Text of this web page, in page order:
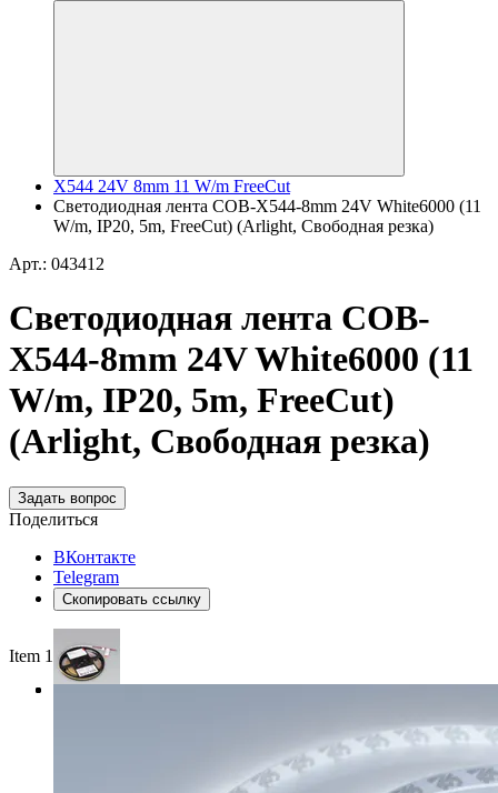
X544 24V 8mm 11 W/m FreeCut
Светодиодная лента COB-X544-8mm 24V White6000 (11
W/m, IP20, 5m, FreeCut) (Arlight, Свободная резка)
Арт.: 043412
Светодиодная лента COB-
X544-8mm 24V White6000 (11
W/m, IP20, 5m, FreeCut)
(Arlight, Свободная резка)
Задать вопрос
Поделиться
ВКонтакте
Telegram
Скопировать ссылку
Item 1 of 3